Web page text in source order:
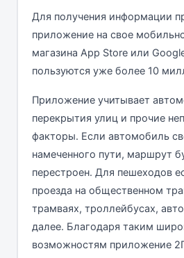
Для получения информации
приложение на свое
магазина App Store или
пользуются уже более 10
Приложение учитывает
перекрытия улиц и прочие
факторы. Если автомобиль
намеченного пути, маршрут
перестроен. Для пешеходов
проезда на общественном
трамваях, троллейбусах,
далее. Благодаря таким
возможностям приложение